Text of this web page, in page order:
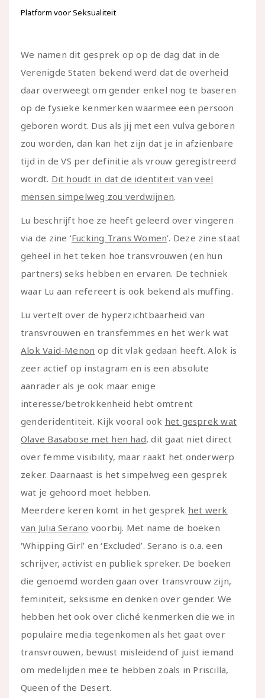
Platform voor Seksualiteit
We namen dit gesprek op op de dag dat in de
Verenigde Staten bekend werd dat de overheid
daar overweegt om gender enkel nog te baseren
op de fysieke kenmerken waarmee een persoon
geboren wordt. Dus als jij met een vulva geboren
zou worden, dan kan het zijn dat je in afzienbare
tijd in de VS per definitie als vrouw geregistreerd
wordt. Dit houdt in dat de identiteit van veel
mensen simpelweg zou verdwijnen.
Lu beschrijft hoe ze heeft geleerd over vingeren
via de zine ‘Fucking Trans Women’. Deze zine staat
geheel in het teken hoe transvrouwen (en hun
partners) seks hebben en ervaren. De techniek
waar Lu aan refereert is ook bekend als muffing.
Lu vertelt over de hyperzichtbaarheid van
transvrouwen en transfemmes en het werk wat
Alok Vaid-Menon op dit vlak gedaan heeft. Alok is
zeer actief op instagram en is een absolute
aanrader als je ook maar enige
interesse/betrokkenheid hebt omtrent
genderidentiteit. Kijk vooral ook het gesprek wat
Olave Basabose met hen had, dit gaat niet direct
over femme visibility, maar raakt het onderwerp
zeker. Daarnaast is het simpelweg een gesprek
wat je gehoord moet hebben.
Meerdere keren komt in het gesprek het werk
van Julia Serano voorbij. Met name de boeken
‘Whipping Girl’ en ‘Excluded’. Serano is o.a. een
schrijver, activist en publiek spreker. De boeken
die genoemd worden gaan over transvrouw zijn,
feminiteit, seksisme en denken over gender. We
hebben het ook over cliché kenmerken die we in
populaire media tegenkomen als het gaat over
transvrouwen, bewust misleidend of juist iemand
om medelijden mee te hebben zoals in Priscilla,
Queen of the Desert.